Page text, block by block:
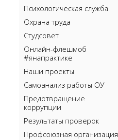
Психологическая служба
Охрана труда
Студсовет
Онлайн-флешмоб
#янапрактике
Наши проекты
Самоанализ работы ОУ
Предотвращение
коррупции
Результаты проверок
Профсоюзная организация